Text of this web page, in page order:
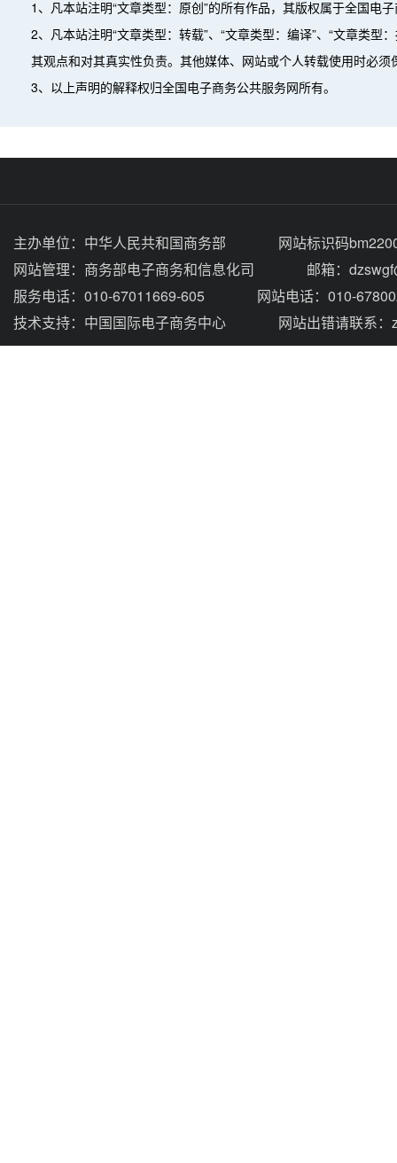
1、凡本站注明“文章类型：原创”的所有作品，其版权属于全国电
2、凡本站注明“文章类型：转载”、“文章类型：编译”、“文章类
其观点和对其真实性负责。其他媒体、网站或个人转载使用时必
3、以上声明的解释权归全国电子商务公共服务网所有。
主办单位： 中华人民共和国商务部
网站标识码
网站管理： 商务部电子商务和信息化司
邮箱：
服务电话：010-67011669-605
网站电话：010-
技术支持： 中国国际电子商务中心 网站出错请联系